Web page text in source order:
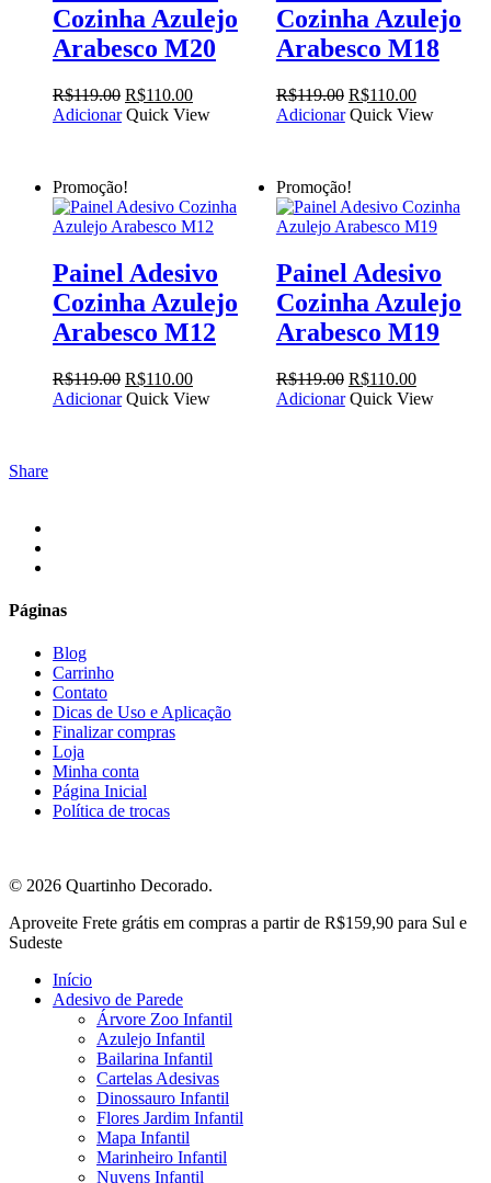
Cozinha Azulejo
Arabesco M20
R$119.00 O
preço
R$110.00O
preço
Adicionar Quick View
Cozinha Azulejo
Arabesco M18
R$119.00 O
preço
R$110.00O
preço
Adicionar Quick View
Promoção!
Painel Adesivo
Cozinha Azulejo
Arabesco M12
R$119.00 O
preço
R$110.00O
preço
Adicionar Quick View
Promoção!
Painel Adesivo
Cozinha Azulejo
Arabesco M19
R$119.00 O
preço
R$110.00O
preço
Adicionar Quick View
Share
Páginas
Blog
Carrinho
Contato
Dicas de Uso e Aplicação
Finalizar compras
Loja
Minha conta
Página Inicial
Política de trocas
© 2026 Quartinho Decorado.
Close
Menu
Aproveite Frete grátis em compras a partir de R$159,90 para Sul e
Sudeste
Início
Adesivo de Parede
Árvore Zoo Infantil
Azulejo Infantil
Bailarina Infantil
Cartelas Adesivas
Dinossauro Infantil
Flores Jardim Infantil
Mapa Infantil
Marinheiro Infantil
Nuvens Infantil